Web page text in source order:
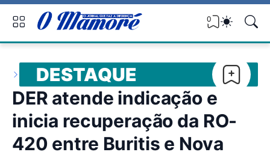
0
DESTAQUE
DER atende indicação e
inicia recuperação da RO-
420 entre Buritis e Nova